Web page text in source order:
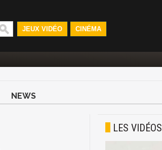
JEUX VIDÉO CINÉMA
NEWS
LES VIDÉOS